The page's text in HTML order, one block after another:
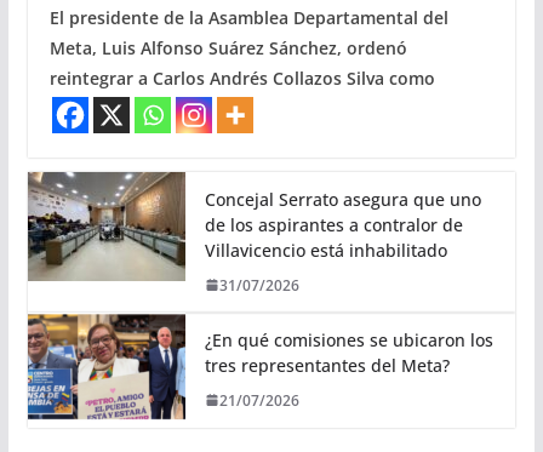
El presidente de la Asamblea Departamental del
Meta, Luis Alfonso Suárez Sánchez, ordenó
reintegrar a Carlos Andrés Collazos Silva como
Concejal Serrato asegura que uno
de los aspirantes a contralor de
Villavicencio está inhabilitado
31/07/2026
¿En qué comisiones se ubicaron los
tres representantes del Meta?
21/07/2026